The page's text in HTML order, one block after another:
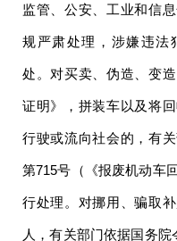
监管、公安、工业和信
规严肃处理，涉嫌违法
处。对买卖、伪造、变
证明》，拼装车以及将
行驶或流向社会的，有
第715号（《报废机动车
行处理。对挪用、骗取
人，有关部门依据国务院